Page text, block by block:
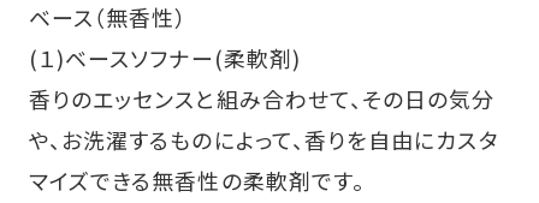
ベース（無香性）
(１)ベースソフナー(柔軟剤)
香りのエッセンスと組み合わせて、その日の気分
や、お洗濯するものによって、香りを自由にカスタ
マイズできる無香性の柔軟剤です。